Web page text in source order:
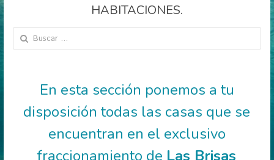
HABITACIONES.
Buscar:
En esta sección ponemos a tu
disposición todas las casas que se
encuentran en el exclusivo
fraccionamiento de Las Brisas